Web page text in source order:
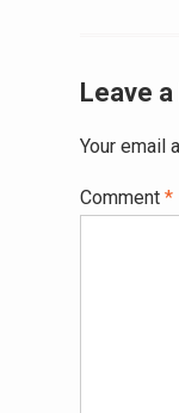
Leave a
Your email
Comment *